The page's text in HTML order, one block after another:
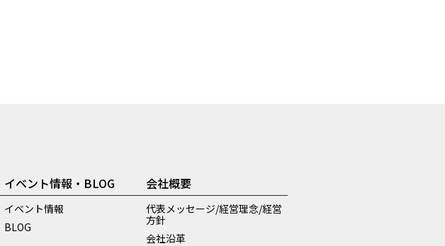
イベント情報・BLOG
イベント情報
BLOG
会社概要
代表メッセージ/経営理念/経営
方針
会社沿革